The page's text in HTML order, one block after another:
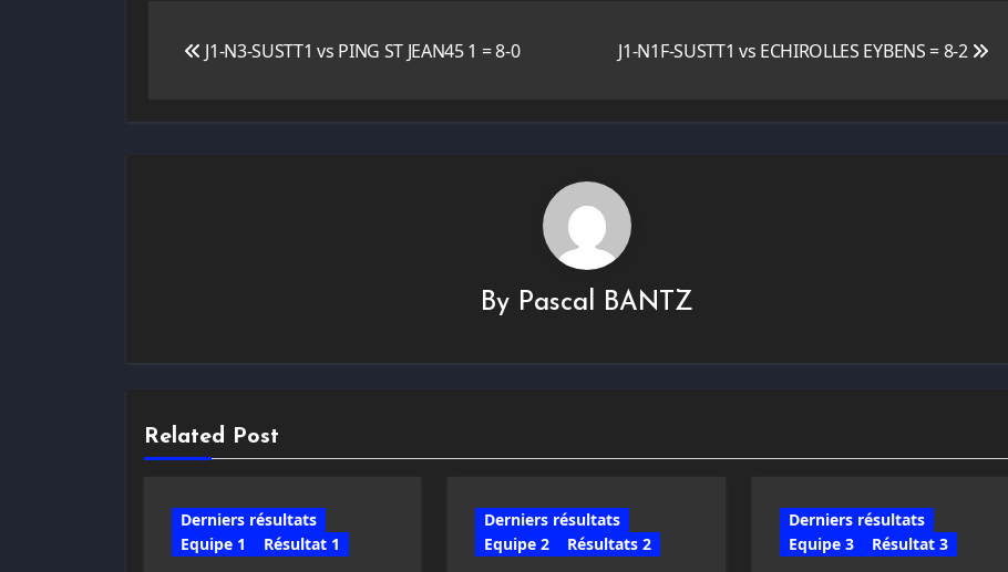
de
J1-N3-SUSTT1 vs PING ST JEAN45 1 = 8-0 J1-N1F-SUSTT1 vs ECHIROLLES EYBENS = 8-2
By Pascal BANTZ
Related Post
Derniers résultats
Equipe 1
Résultat 1
Derniers résultats
Equipe 2
Résultats 2
Derniers résultats
Equipe 3
Résultat 3